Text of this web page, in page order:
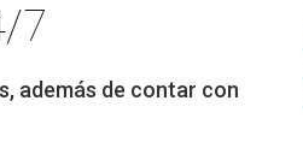
7
además de contar con